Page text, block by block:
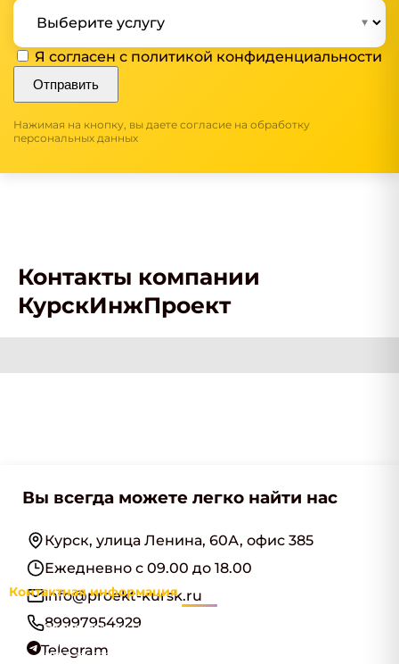
Я согласен с политикой конфиденциальности
Отправить
Нажимая на кнопку, вы даете согласие на обработку
персональных данных
Контакты компании
КурскИнжПроект
Вы всегда можете легко найти нас
Курск, улица Ленина, 60А, офис 385
Ежедневно с 09.00 до 18.00
info@proekt-kursk.ru
89997954929
Telegram
Контактная информация
Наименование:ООО "КурскИнжПроект"
Адрес:
ИНН:3666069183